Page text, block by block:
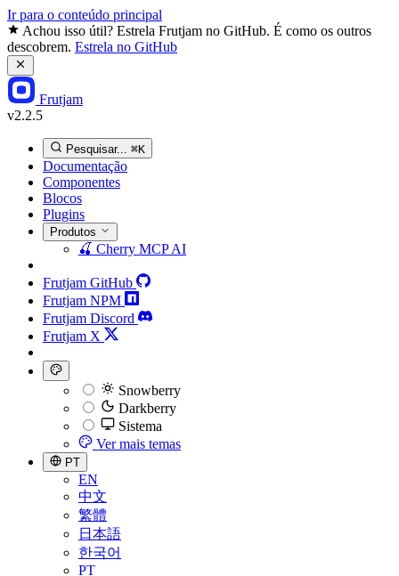
Ir para o conteúdo principal
Achou isso útil? Estrela Frutjam no GitHub. É como os outros
descobrem. Estrela no GitHub
Frutjam
v2.2.5
Pesquisar... ⌘K
Documentação
Componentes
Blocos
Plugins
Produtos
🍒 Cherry MCPAI
Frutjam GitHub
Frutjam NPM
Frutjam Discord
Frutjam X
Snowberry
Darkberry
Sistema
Ver mais temas
PT
EN
中文
繁體
日本語
한국어
PT